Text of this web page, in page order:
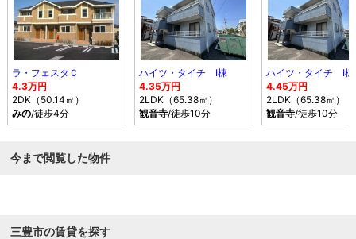
ラ・フェスタＣ
4.3万円
2DK（50.14㎡）
みの/徒歩4分
ハイツ・タイチ Ⅰ棟
4.35万円
2LDK（65.38㎡）
観音寺/徒歩10分
ハイツ・タイチ Ⅰ棟
4.45万円
2LDK（65.38㎡）
観音寺/徒歩10分
今まで閲覧した物件
三豊市の賃貸を探す